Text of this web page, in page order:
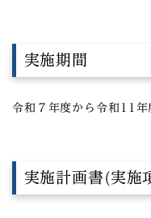
実施期間
令和７年度から令和11年
実施計画書(実施